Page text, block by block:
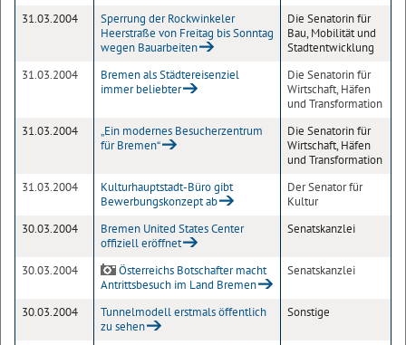
31.03.2004
Sperrung der Rockwinkeler
Heerstraße von Freitag bis Sonntag
wegen Bauarbeiten
Die Senatorin für
Bau, Mobilität und
Stadtentwicklung
31.03.2004
Bremen als Städtereisenziel
immer beliebter
Die Senatorin für
Wirtschaft, Häfen
und Transformation
31.03.2004
„Ein modernes Besucherzentrum
für Bremen“
Die Senatorin für
Wirtschaft, Häfen
und Transformation
31.03.2004
Kulturhauptstadt-Büro gibt
Bewerbungskonzept ab
Der Senator für
Kultur
30.03.2004
Bremen United States Center
offiziell eröffnet
Senatskanzlei
30.03.2004
Österreichs Botschafter macht
Antrittsbesuch im Land Bremen
Senatskanzlei
30.03.2004
Tunnelmodell erstmals öffentlich
zu sehen
Sonstige